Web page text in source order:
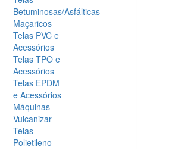
Betuminosas/Asfálticas
Maçaricos
Telas PVC e
Acessórios
Telas TPO e
Acessórios
Telas EPDM
e Acessórios
Máquinas
Vulcanizar
Telas
Polietileno